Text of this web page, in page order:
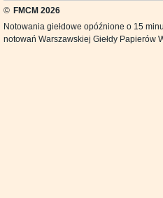
© FMCM 2026
Notowania giełdowe opóźnione o 15
notowań Warszawskiej Giełdy Papierów